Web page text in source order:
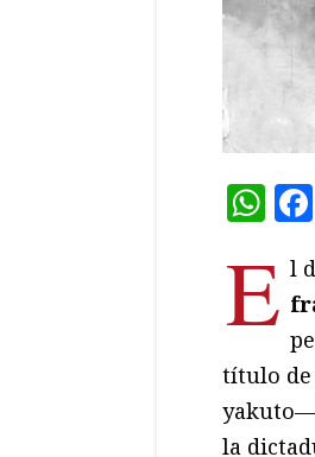
E l
título de
la